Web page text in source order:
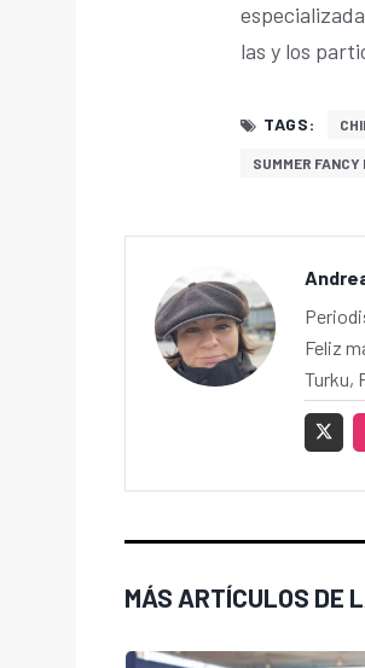
las y los
TAGS:
SUMMER FANCY
Feliz
Turku,
MÁS ARTÍCULOS DE